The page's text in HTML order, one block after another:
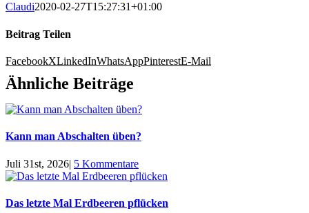
Claudi2020-02-27T15:27:31+01:00
Beitrag Teilen
FacebookXLinkedInWhatsAppPinterestE-Mail
Ähnliche Beiträge
Kann man Abschalten üben?
Juli 31st, 2026| 5 Kommentare
Das letzte Mal Erdbeeren pflücken